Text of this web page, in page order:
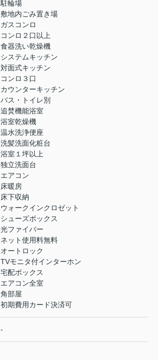
駐輪場
敷地内ごみ置き場
ガスコンロ
コンロ２口以上
食器洗い乾燥機
システムキッチン
対面式キッチン
コンロ３口
カウンターキッチン
バス・トイレ別
追焚機能浴室
浴室乾燥機
温水洗浄便座
洗髪洗面化粧台
浴室１坪以上
独立洗面台
エアコン
床暖房
床下収納
ウォークインクロゼット
シューズボックス
光ファイバー
ネット使用料無料
オートロック
TVモニタ付インターホン
宅配ボックス
エアコン全室
角部屋
初期費用カード決済可
-